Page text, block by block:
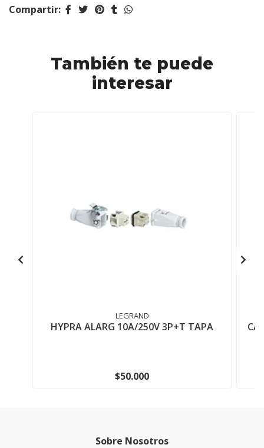
Compartir:
También te puede
interesar
LEGRAND
HYPRA ALARG 10A/250V 3P+T TAPA
$50.000
Sobre Nosotros